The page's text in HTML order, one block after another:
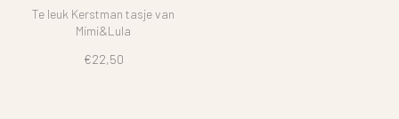
Te leuk Kerstman tasje van
Mimi&Lula
€22,50